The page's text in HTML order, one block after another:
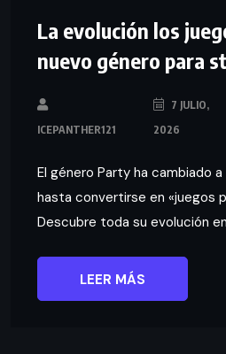
La evolución los
nuevo género para
ICEPANTHER121
7 JULIO,
2026
El género Party ha cambiado
hasta convertirse en «juegos
Descubre toda su evolución
LEER MÁS